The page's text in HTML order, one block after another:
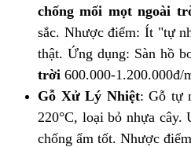
chống mối mọt ngoài
sắc. Nhược điểm: Ít "tự
thật. Ứng dụng: Sàn hồ
trời 600.000-1.200.000đ/
Gỗ Xử Lý Nhiệt: Gỗ tự
220°C, loại bỏ nhựa cây.
chống ẩm tốt. Nhược